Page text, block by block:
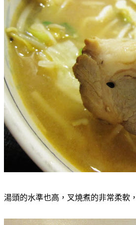
湯頭的水準也高，叉燒煮的非常柔軟